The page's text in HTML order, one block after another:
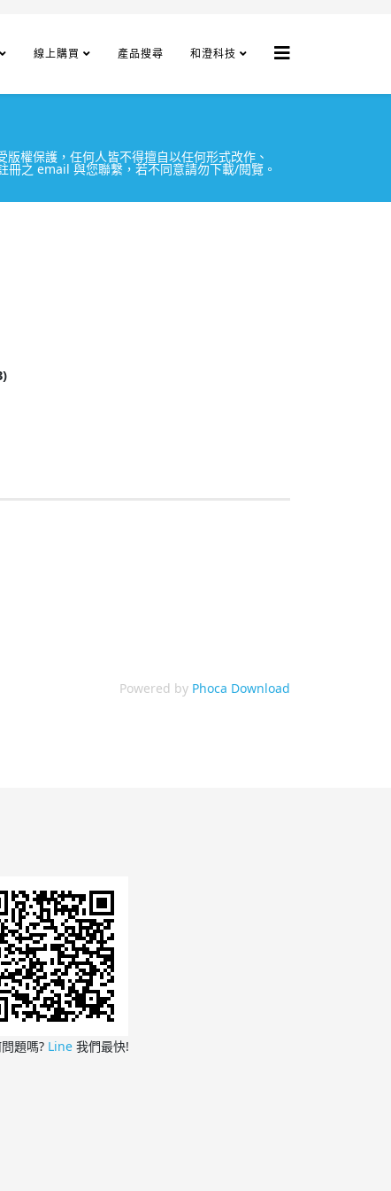
線上購買 產品搜尋 和澄科技
權保護，任何人皆不得擅自以任何形式改作、
之 email 與您聯繫，若不同意請勿下載/閱覽。
Powered by Phoca Download
題嗎? Line 我們最快!